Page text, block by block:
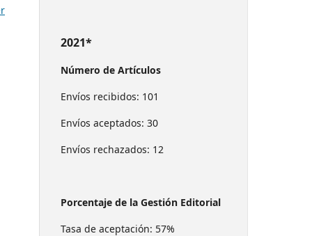
2021*
Número de Artículos
Envíos recibidos: 101
Envíos aceptados: 30
Envíos rechazados: 12
Porcentaje de la Gestión Editorial
Tasa de aceptación: 57%